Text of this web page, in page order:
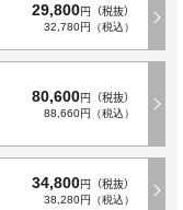
29,800円（税抜）
32,780円（税込）
80,600円（税抜）
88,660円（税込）
34,800円（税抜）
38,280円（税込）